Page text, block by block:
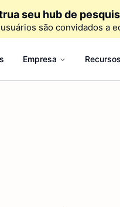
seu hub de
são convidados a
Empresa Recursos